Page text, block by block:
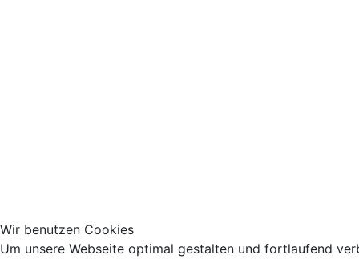
Wir benutzen Cookies
Um unsere Webseite optimal gestalten und fortlaufend